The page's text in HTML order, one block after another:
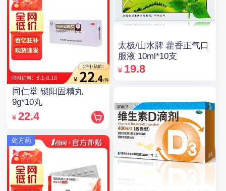
同仁堂 锁阳固精丸
9g*10丸
¥ 22.4
处方药
太极/山水牌 藿香正气口
服液 10ml*10支
¥ 19.8